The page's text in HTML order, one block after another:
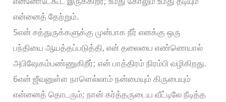
என்னைத் தேற்றும்.
5என் சத்துருக்களுக்கு முன்பாக நீர் எனக்கு ஒரு
பந்தியை ஆயத்தப்படுத்தி, என் தலையை எண்ணெயால்
அபிஷேகம்பண்ணுகிறீர்; என் பாத்திரம் நிரம்பி வழிகிறது.
6என் ஜீவனுள்ள நாளெல்லாம் நன்மையும் கிருபையும்
என்னைத் தொடரும்; நான் கர்த்தருடைய வீட்டிலே நீடித்த